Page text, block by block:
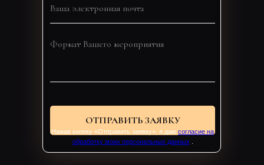
ОТПРАВИТЬ ЗАЯВКУ
Нажав кнопку «Отправить заявку», я даю согласие на
обработку моих персональных данных